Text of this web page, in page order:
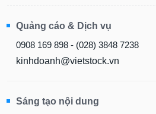
Quảng cáo & Dịch vụ
0908 169 898 - (028) 3848 7238
kinhdoanh@vietstock.vn
Sáng tạo nội dung